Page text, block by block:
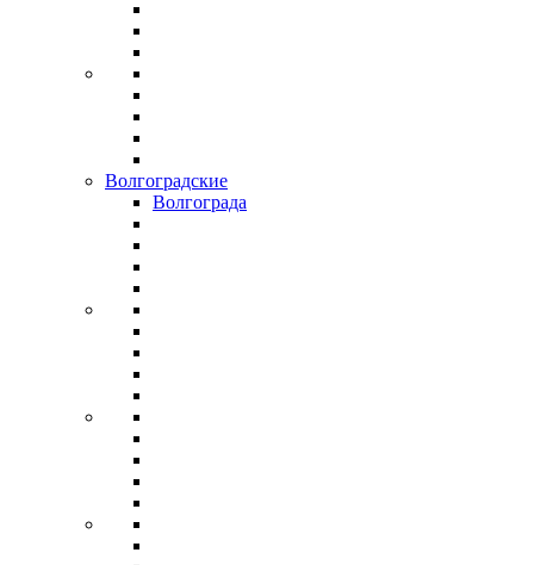
Волгоградские
Волгограда